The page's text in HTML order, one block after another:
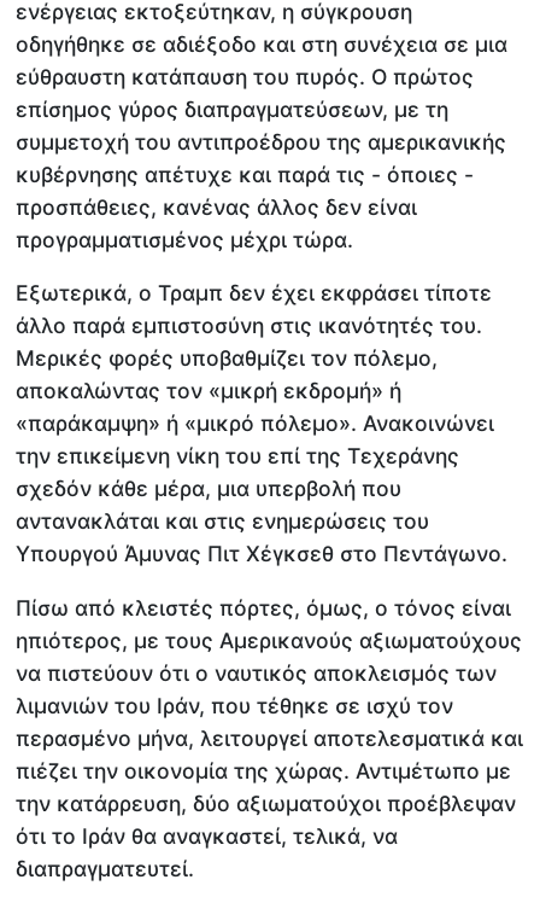
ενέργειας εκτοξεύτηκαν, η σύγκρουση
οδηγήθηκε σε αδιέξοδο και στη συνέχεια σε μια
εύθραυστη κατάπαυση του πυρός. Ο πρώτος
επίσημος γύρος διαπραγματεύσεων, με τη
συμμετοχή του αντιπροέδρου της αμερικανικής
κυβέρνησης απέτυχε και παρά τις - όποιες -
προσπάθειες, κανένας άλλος δεν είναι
προγραμματισμένος μέχρι τώρα.
Εξωτερικά, ο Τραμπ δεν έχει εκφράσει τίποτε
άλλο παρά εμπιστοσύνη στις ικανότητές του.
Μερικές φορές υποβαθμίζει τον πόλεμο,
αποκαλώντας τον «μικρή εκδρομή» ή
«παράκαμψη» ή «μικρό πόλεμο». Ανακοινώνει
την επικείμενη νίκη του επί της Τεχεράνης
σχεδόν κάθε μέρα, μια υπερβολή που
αντανακλάται και στις ενημερώσεις του
Υπουργού Άμυνας Πιτ Χέγκσεθ στο Πεντάγωνο.
Πίσω από κλειστές πόρτες, όμως, ο τόνος είναι
ηπιότερος, με τους Αμερικανούς αξιωματούχους
να πιστεύουν ότι ο ναυτικός αποκλεισμός των
λιμανιών του Ιράν, που τέθηκε σε ισχύ τον
περασμένο μήνα, λειτουργεί αποτελεσματικά και
πιέζει την οικονομία της χώρας. Αντιμέτωπο με
την κατάρρευση, δύο αξιωματούχοι προέβλεψαν
ότι το Ιράν θα αναγκαστεί, τελικά, να
διαπραγματευτεί.